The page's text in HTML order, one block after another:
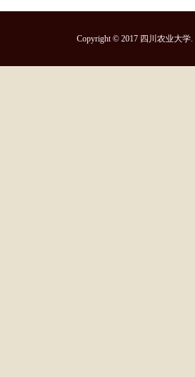
Copyright © 2017 四川农业大学.